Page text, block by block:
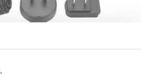
ADAPTER 5V, 3A